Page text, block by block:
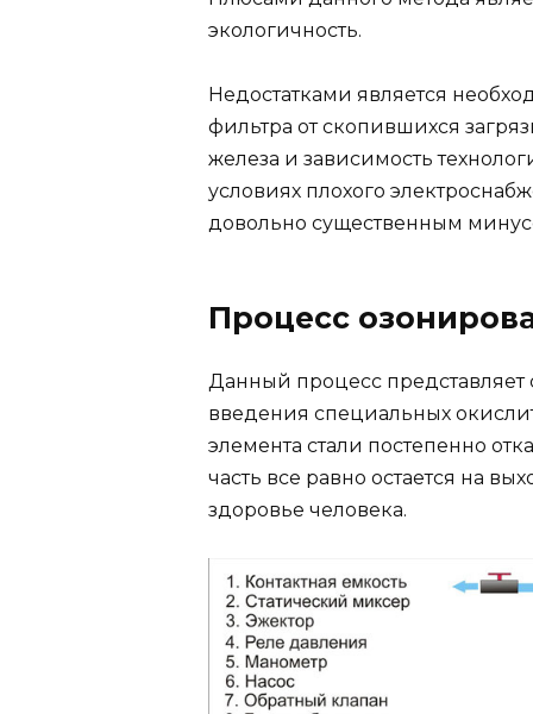
экологичность.
Недостатками является
фильтра от скопившихся
железа и зависимость
условиях плохого
довольно существенным
Процесс
Данный процесс
введения специальных
элемента стали постепенно
часть все равно остается на
здоровье человека.